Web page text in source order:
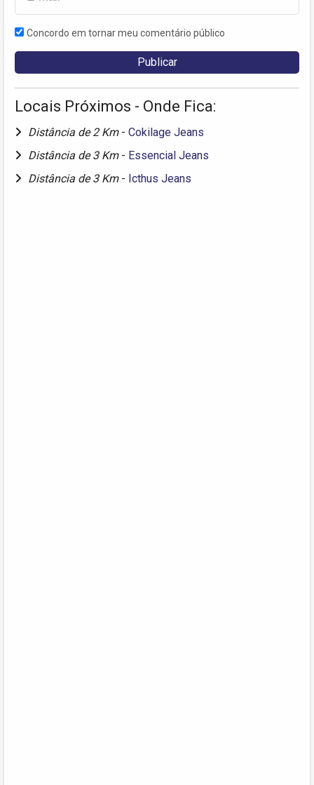
Concordo em tornar meu comentário público
Locais Próximos - Onde Fica:
Distância de 2 Km - Cokilage Jeans
Distância de 3 Km - Essencial Jeans
Distância de 3 Km - Icthus Jeans